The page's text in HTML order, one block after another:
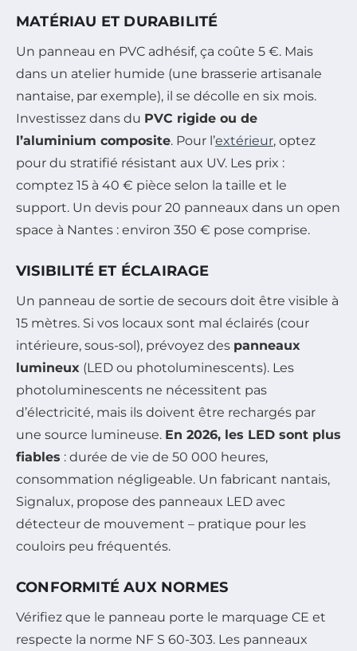
MATÉRIAU ET DURABILITÉ
Un panneau en PVC adhésif, ça coûte 5 €. Mais
dans un atelier humide (une brasserie artisanale
nantaise, par exemple), il se décolle en six mois.
Investissez dans du PVC rigide ou de
l’aluminium composite. Pour l’extérieur, optez
pour du stratifié résistant aux UV. Les prix :
comptez 15 à 40 € pièce selon la taille et le
support. Un devis pour 20 panneaux dans un open
space à Nantes : environ 350 € pose comprise.
VISIBILITÉ ET ÉCLAIRAGE
Un panneau de sortie de secours doit être visible à
15 mètres. Si vos locaux sont mal éclairés (cour
intérieure, sous-sol), prévoyez des panneaux
lumineux (LED ou photoluminescents). Les
photoluminescents ne nécessitent pas
d’électricité, mais ils doivent être rechargés par
une source lumineuse. En 2026, les LED sont plus
fiables : durée de vie de 50 000 heures,
consommation négligeable. Un fabricant nantais,
Signalux, propose des panneaux LED avec
détecteur de mouvement – pratique pour les
couloirs peu fréquentés.
CONFORMITÉ AUX NORMES
Vérifiez que le panneau porte le marquage CE et
respecte la norme NF S 60-303. Les panneaux